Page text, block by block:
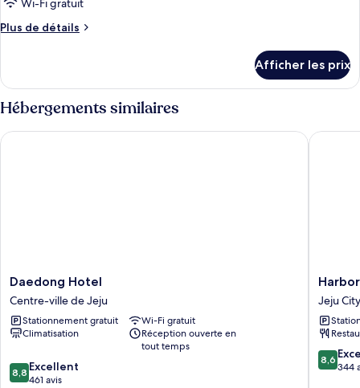
pour
ce
chambre :
Ocean
City
View
Wi-Fi gratuit
Plus de détails
Plus
Ocean
City
View
Deluxe
Twin
Afficher les prix
Hébergements similaires
Daedong
Hotel
Centre-
ville
de
Daedong Hotel
Centre-ville de Jeju
Stationnement gratuit
Wi-Fi gratuit
Climatisation
Réception ouverte en
tout temps
8.8
sur
8,8 Excellent
461 avis
Daedong Hotel
Harbor
Hotel
Jeju
City
Jeju City
8.6
sur
8,6
344
Harbor